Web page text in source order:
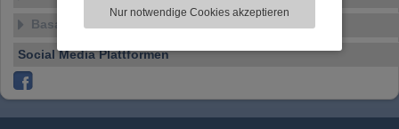
Informationen zu Ihrer Verwendung unserer
soziale Medien, Werbung und Analysen
Nur notwendige Cookies akzeptieren
Basar
Social Media Plattformen